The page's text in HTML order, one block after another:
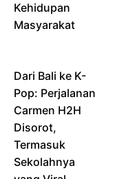
Kehidupan
Masyarakat
Dari Bali ke K-
Pop: Perjalanan
Carmen H2H
Disorot,
Termasuk
Sekolahnya